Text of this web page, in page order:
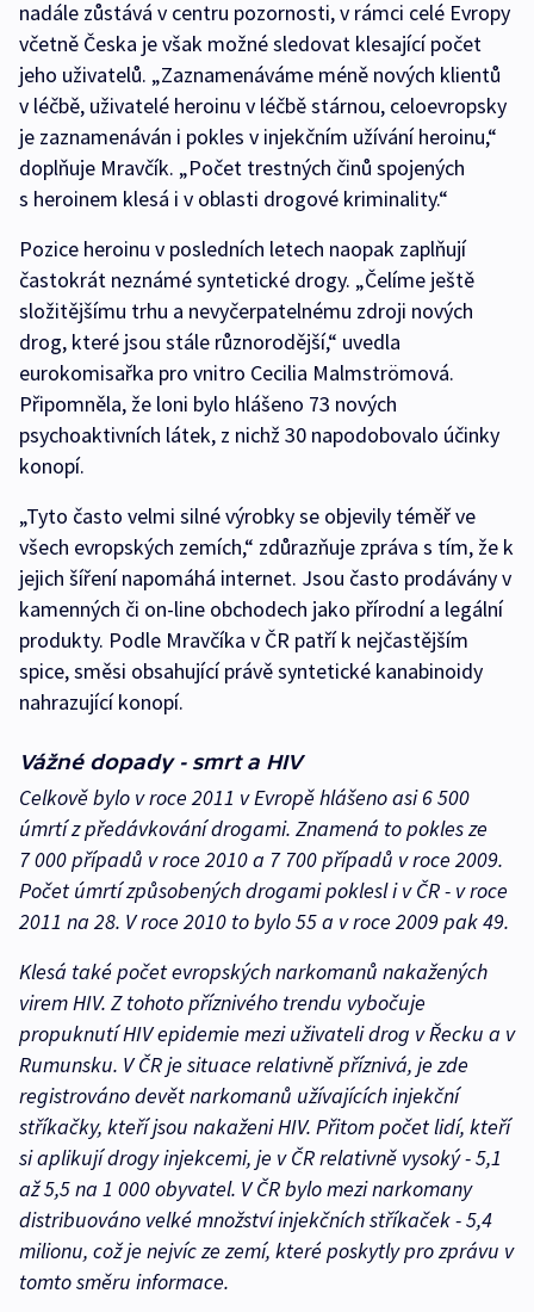
nadále zůstává v centru pozornosti, v rámci celé Evropy
včetně Česka je však možné sledovat klesající počet
jeho uživatelů. „Zaznamenáváme méně nových klientů
v léčbě, uživatelé heroinu v léčbě stárnou, celoevropsky
je zaznamenáván i pokles v injekčním užívání heroinu,“
doplňuje Mravčík. „Počet trestných činů spojených
s heroinem klesá i v oblasti drogové kriminality.“
Pozice heroinu v posledních letech naopak zaplňují
častokrát neznámé syntetické drogy. „Čelíme ještě
složitějšímu trhu a nevyčerpatelnému zdroji nových
drog, které jsou stále různorodější,“ uvedla
eurokomisařka pro vnitro Cecilia Malmströmová.
Připomněla, že loni bylo hlášeno 73 nových
psychoaktivních látek, z nichž 30 napodobovalo účinky
konopí.
„Tyto často velmi silné výrobky se objevily téměř ve
všech evropských zemích,“ zdůrazňuje zpráva s tím, že k
jejich šíření napomáhá internet. Jsou často prodávány v
kamenných či on-line obchodech jako přírodní a legální
produkty. Podle Mravčíka v ČR patří k nejčastějším
spice, směsi obsahující právě syntetické kanabinoidy
nahrazující konopí.
Vážné dopady - smrt a HIV
Celkově bylo v roce 2011 v Evropě hlášeno asi 6 500
úmrtí z předávkování drogami. Znamená to pokles ze
7 000 případů v roce 2010 a 7 700 případů v roce 2009.
Počet úmrtí způsobených drogami poklesl i v ČR - v roce
2011 na 28. V roce 2010 to bylo 55 a v roce 2009 pak 49.
Klesá také počet evropských narkomanů nakažených
virem HIV. Z tohoto příznivého trendu vybočuje
propuknutí HIV epidemie mezi uživateli drog v Řecku a v
Rumunsku. V ČR je situace relativně příznivá, je zde
registrováno devět narkomanů užívajících injekční
stříkačky, kteří jsou nakaženi HIV. Přitom počet lidí, kteří
si aplikují drogy injekcemi, je v ČR relativně vysoký - 5,1
až 5,5 na 1 000 obyvatel. V ČR bylo mezi narkomany
distribuováno velké množství injekčních stříkaček - 5,4
milionu, což je nejvíc ze zemí, které poskytly pro zprávu v
tomto směru informace.